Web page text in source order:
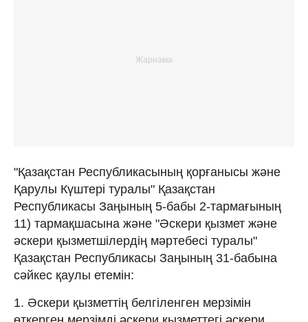
"Қазақстан Республикасының қорғанысы және
Қарулы Күштері туралы" Қазақстан
Республикасы Заңының 5-бабы 2-тармағының
11) тармақшасына және "Әскери қызмет және
әскери қызметшілердің мәртебесі туралы"
Қазақстан Республикасы Заңының 31-бабына
сәйкес қаулы етемін:
1. Әскери қызметтің белгіленген мерзімін